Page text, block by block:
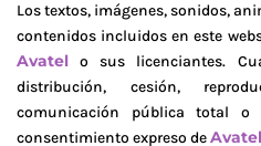
Los textos, imágenes, sonidos,
contenidos incluidos en este
Avatel o sus licenciantes.
distribución, cesión,
comunicación pública total o
consentimiento expreso deAvatel